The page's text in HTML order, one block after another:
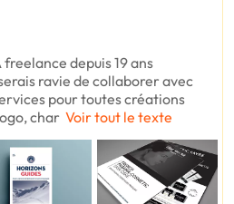
depuis 19 ans
ravie de collaborer avec
pour toutes créations
char Voir tout le texte